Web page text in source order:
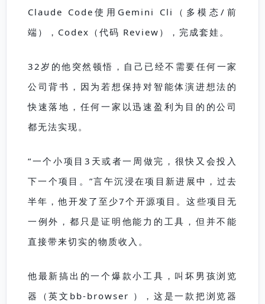
Claude Code 使用Gemini Cli（多模态/前
端），Codex（代码 Review），完成套娃。
32岁的他突然顿悟，自己已经不需要任何一家
公司背书，因为若想保持对智能体演进想法的
快速落地，任何一家以迅速盈利为目的的公司
都无法实现。
“一个小项目3天或者一周做完，很快又会投入
下一个项目。”言午沉浸在项目新进展中，过去
半年，他开发了至少7个开源项目。这些项目无
一例外，都只是证明他能力的工具，但并不能
直接带来切实的物质收入。
他最新搞出的一个爆款小工具，叫坏男孩浏览
器（英文bb-browser ）， 这 是一款把浏览器